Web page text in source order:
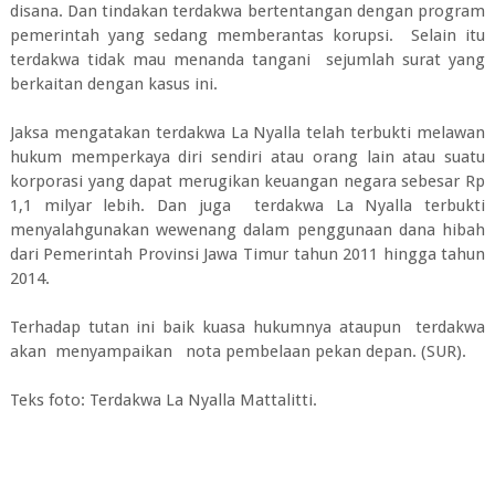
disana. Dan tindakan terdakwa bertentangan dengan program
pemerintah yang sedang memberantas korupsi. Selain itu
terdakwa tidak mau menanda tangani sejumlah surat yang
berkaitan dengan kasus ini.
Jaksa mengatakan terdakwa La Nyalla telah terbukti melawan
hukum memperkaya diri sendiri atau orang lain atau suatu
korporasi yang dapat merugikan keuangan negara sebesar Rp
1,1 milyar lebih. Dan juga terdakwa La Nyalla terbukti
menyalahgunakan wewenang dalam penggunaan dana hibah
dari Pemerintah Provinsi Jawa Timur tahun 2011 hingga tahun
2014.
Terhadap tutan ini baik kuasa hukumnya ataupun terdakwa
akan menyampaikan nota pembelaan pekan depan. (SUR).
Teks foto: Terdakwa La Nyalla Mattalitti.